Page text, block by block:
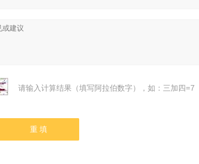
请输入计算结果（填写阿拉伯数字），如：三加四=7